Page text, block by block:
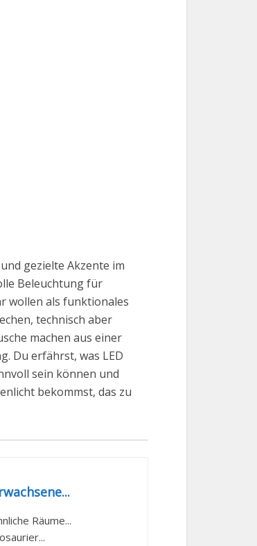
gezielte Akzente im
Beleuchtung für
wollen als funktionales
technisch aber
machen aus einer
Du erfährst, was LED
sein können und
bekommst, das zu
Räume...